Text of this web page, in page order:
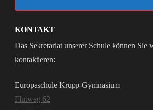
KONTAKT
Das Sekretariat unserer Schule können Sie
kontaktieren:
Europaschule Krupp-Gymnasium
Flutweg 62